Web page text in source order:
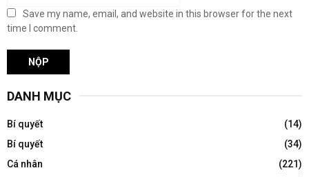
Save my name, email, and website in this browser for the next
time I comment.
DANH MỤC
Bí quyết
(14)
Bí quyết
(34)
Cá nhân
(221)